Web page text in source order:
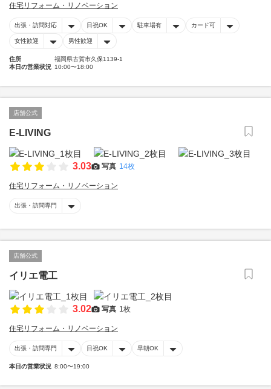
住宅リフォーム・リノベーション
出張・訪問対応 日祝OK 駐車場有 カード可
女性歓迎 男性歓迎
住所
福岡県古賀市久保1139-1
本日の営業状況 10:00〜18:00
店舗公式
E-LIVING
3.03 写真 14枚
住宅リフォーム・リノベーション
出張・訪問専門
店舗公式
イリエ電工
3.02 写真 1枚
住宅リフォーム・リノベーション
出張・訪問専門 日祝OK 早朝OK
本日の営業状況 8:00〜19:00